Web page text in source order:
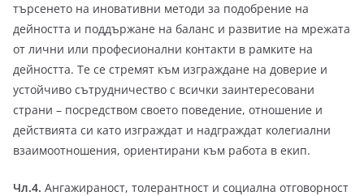
търсенето на иновативни методи за подобрение на
дейността и поддържане на баланс и развитие на мрежата
от лични или професионални контакти в рамките на
дейността. Те се стремят към изграждане на доверие и
устойчиво сътрудничество с всички заинтересовани
страни – посредством своето поведение, отношение и
действията си като изграждат и надграждат колегиални
взаимоотношения, ориентирани към работа в екип.
Чл.4. Ангажираност, толерантност и социална отговорност